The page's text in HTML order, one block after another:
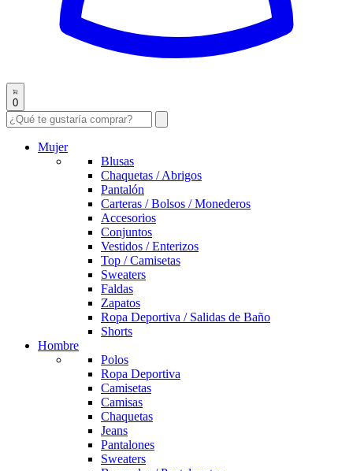
0
Mujer
Blusas
Chaquetas / Abrigos
Pantalón
Carteras / Bolsos / Monederos
Accesorios
Conjuntos
Vestidos / Enterizos
Top / Camisetas
Sweaters
Faldas
Zapatos
Ropa Deportiva / Salidas de Baño
Shorts
Hombre
Polos
Ropa Deportiva
Camisetas
Camisas
Chaquetas
Jeans
Pantalones
Sweaters